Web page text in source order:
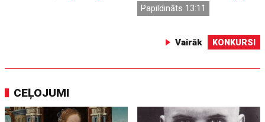
Papildināts 13:11
Vairāk KONKURSI
CEĻOJUMI